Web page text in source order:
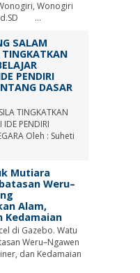
Wonogiri
...
SALAM
PENDIRI
DASAR
TINGKATKAN
IDE PENDIRI
Oleh : Suheti
Mutiara
Weru–
Alam,
Kedamaian
di Gazebo. Watu
Weru–Ngawen
dan Kedamaian